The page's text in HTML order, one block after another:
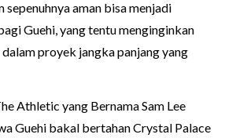
sepenuhnya aman bisa menjadi
Guehi, yang tentu menginginkan
proyek jangka panjang yang
Athletic yang Bernama Sam Lee
Guehi bakal bertahan Crystal Palace